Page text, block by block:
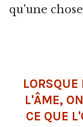
qu'une
L'ÂME,
CE QUE